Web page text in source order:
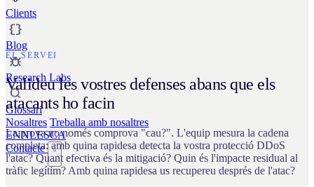
Clients
Blog
Research Labs
Glossari
Nosaltres Treballa amb nosaltres
ENNLESCA
Contacte
EL SERVEI
Valideu les vostres defenses abans que els
atacants ho facin
La prova no només comprova "cau?". L'equip mesura la cadena
completa: amb quina rapidesa detecta la vostra protecció DDoS
l'atac? Quant efectiva és la mitigació? Quin és l'impacte residual al
tràfic legítim? Amb quina rapidesa us recupereu després de l'atac?